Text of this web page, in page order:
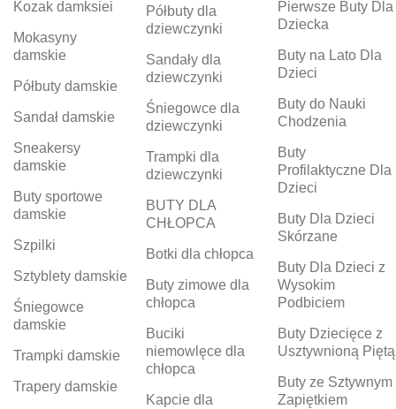
Kozak damksiei
Mokasyny
damskie
Półbuty damskie
Sandał damskie
Sneakersy
damskie
Buty sportowe
damskie
Szpilki
Sztyblety damskie
Śniegowce
damskie
Trampki damskie
Trapery damskie
Półbuty dla
dziewczynki
Sandały dla
dziewczynki
Śniegowce dla
dziewczynki
Trampki dla
dziewczynki
BUTY DLA
CHŁOPCA
Botki dla chłopca
Buty zimowe dla
chłopca
Buciki
niemowlęce dla
chłopca
Kapcie dla
Pierwsze Buty Dla
Dziecka
Buty na Lato Dla
Dzieci
Buty do Nauki
Chodzenia
Buty
Profilaktyczne Dla
Dzieci
Buty Dla Dzieci
Skórzane
Buty Dla Dzieci z
Wysokim
Podbiciem
Buty Dziecięce z
Usztywnioną Piętą
Buty ze Sztywnym
Zapiętkiem